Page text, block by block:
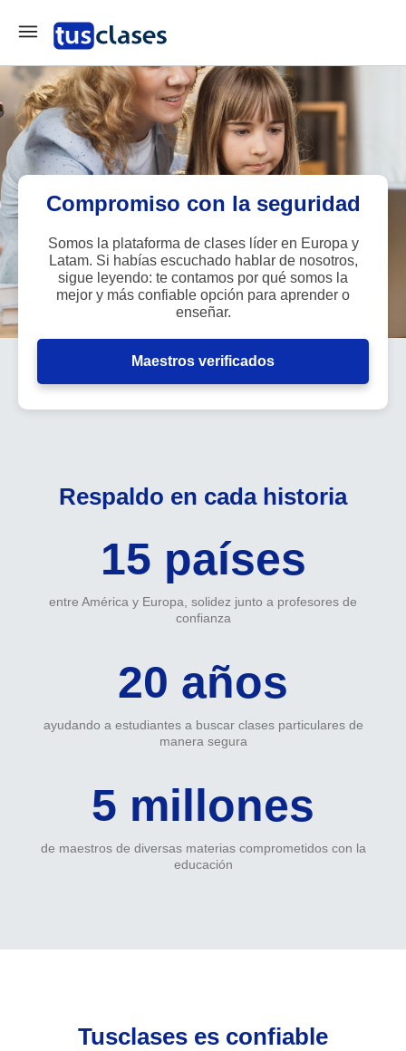
Compromiso con la seguridad
Somos la plataforma de clases líder en Europa y
Latam. Si habías escuchado hablar de nosotros,
sigue leyendo: te contamos por qué somos la
mejor y más confiable opción para aprender o
enseñar.
Maestros verificados
Respaldo en cada historia
15 países
entre América y Europa, solidez junto a profesores de
confianza
20 años
ayudando a estudiantes a buscar clases particulares de
manera segura
5 millones
de maestros de diversas materias comprometidos con la
educación
Tusclases es confiable